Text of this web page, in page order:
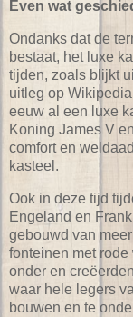
Even wat
Ondanks dat de
bestaat, het luxe
tijden, zoals blijkt
uitleg op
eeuw al een luxe
Koning James V
comfort en
kasteel.
Ook in deze tijd
Engeland en
gebouwd van
fonteinen met
onder en
waar hele legers
bouwen en te